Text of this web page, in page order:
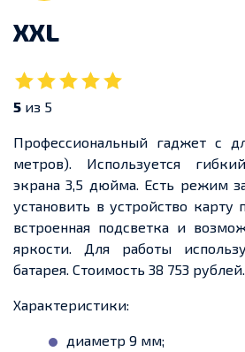
XXL
5 из 5
Профессиональный гаджет с
метров). Используется
экрана 3,5 дюйма. Есть режим
установить в устройство карту
встроенная подсветка и
яркости. Для работы
батарея. Стоимость 38 753 рублей.
Характеристики:
диаметр 9 мм;